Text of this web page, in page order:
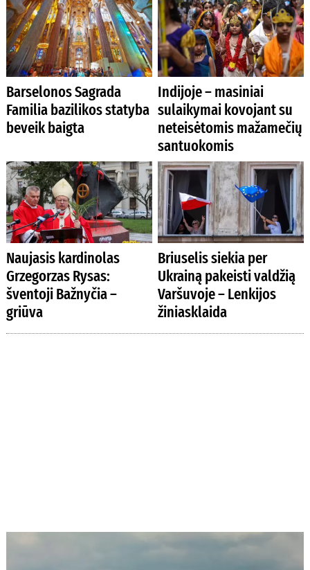
Barselonos Sagrada
Familia bazilikos statyba
beveik baigta
Indijoje – masiniai
sulaikymai kovojant su
neteisėtomis mažamečių
santuokomis
Naujasis kardinolas
Grzegorzas Rysas:
šventoji Bažnyčia –
griūva
Briuselis siekia per
Ukrainą pakeisti valdžią
Varšuvoje – Lenkijos
žiniasklaida